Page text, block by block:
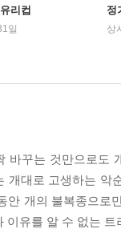
리컵
일
정
상
바꾸는 것만으로도
개대로 고생하는
안 개의 불복종으로
이유를 알 수 없는